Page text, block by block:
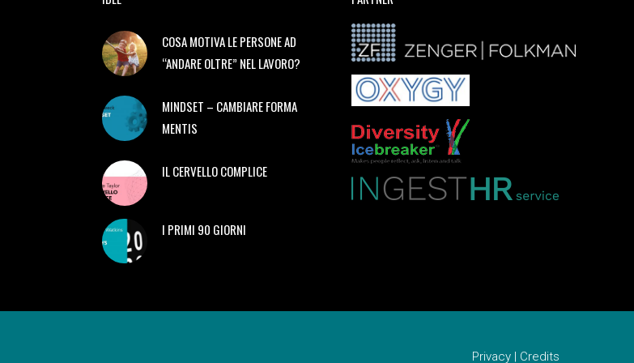
COSA MOTIVA LE PERSONE AD
“ANDARE OLTRE” NEL LAVORO?
MINDSET – CAMBIARE FORMA
MENTIS
IL CERVELLO COMPLICE
I PRIMI 90 GIORNI
Privacy | Credits